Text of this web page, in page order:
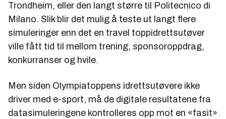
Trondheim, eller den langt større til Politecnico di
Milano. Slik blir det mulig å teste ut langt flere
simuleringer enn det en travel toppidrettsutøver
ville fått tid til mellom trening, sponsoroppdrag,
konkurranser og hvile.
Men siden Olympiatoppens idrettsutøvere ikke
driver med e-sport, må de digitale resultatene fra
datasimuleringene kontrolleres opp mot en «fasit»